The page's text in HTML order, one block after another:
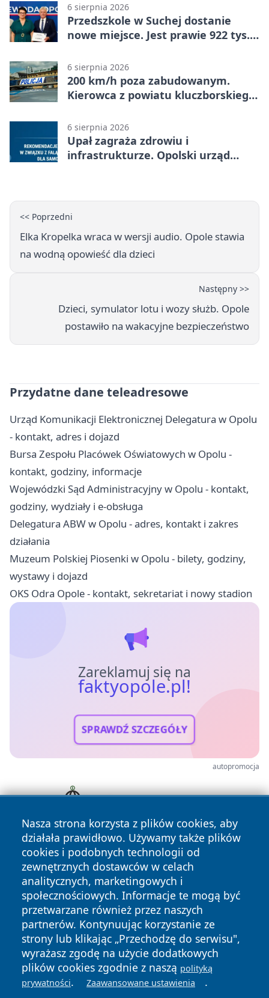
6 sierpnia 2026
Przedszkole w Suchej dostanie
nowe miejsce. Jest prawie 922 tys.
6 sierpnia 2026
200 km/h poza zabudowanym.
Kierowca z powiatu kluczborskiego
6 sierpnia 2026
Upał zagraża zdrowiu i
infrastrukturze. Opolski urząd
<< Poprzedni
Elka Kropelka wraca w wersji audio. Opole stawia
na wodną opowieść dla dzieci
Następny >>
Dzieci, symulator lotu i wozy służb. Opole
postawiło na wakacyjne bezpieczeństwo
Przydatne dane teleadresowe
Urząd Komunikacji Elektronicznej Delegatura w Opolu
- kontakt, adres i dojazd
Bursa Zespołu Placówek Oświatowych w Opolu -
kontakt, godziny, informacje
Wojewódzki Sąd Administracyjny w Opolu - kontakt,
godziny, wydziały i e-obsługa
Delegatura ABW w Opolu - adres, kontakt i zakres
działania
Muzeum Polskiej Piosenki w Opolu - bilety, godziny,
wystawy i dojazd
OKS Odra Opole - kontakt, sekretariat i nowy stadion
Zareklamuj się na
faktyopole.pl!
SPRAWDŹ SZCZEGÓŁY
autopromocja
Nasza strona korzysta z plików cookies, aby
działała prawidłowo. Używamy także plików
cookies i podobnych technologii od
zewnętrznych dostawców w celach
analitycznych, marketingowych i
społecznościowych. Informacje te mogą być
przetwarzane również przez naszych
partnerów. Kontynuując korzystanie ze
strony lub klikając „Przechodzę do serwisu",
wyrażasz zgodę na użycie dodatkowych
plików cookies zgodnie z naszą polityką
prywatności. Zaawansowane ustawienia .
Copyright © 2026 faktyopole.pl Wszystkie prawa zastrzeżone.
News Autorzy
Polityka
Prywatności
Polityka
Cookies